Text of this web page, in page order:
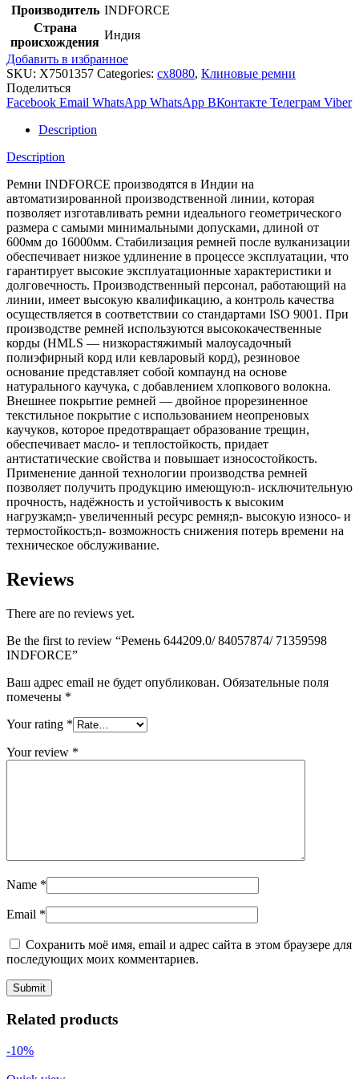
Производитель INDFORCE
Страна
происхождения
Индия
Добавить в избранное
SKU: X7501357 Categories: cx8080, Клиновые ремни
Поделиться
Facebook Email WhatsApp WhatsApp ВКонтакте Телеграм Viber
Description
Description
Ремни INDFORCE производятся в Индии на
автоматизированной производственной линии, которая
позволяет изготавливать ремни идеального геометрического
размера с самыми минимальными допусками, длиной от
600мм до 16000мм. Стабилизация ремней после вулканизации
обеспечивает низкое удлинение в процессе эксплуатации, что
гарантирует высокие эксплуатационные характеристики и
долговечность. Производственный персонал, работающий на
линии, имеет высокую квалификацию, а контроль качества
осуществляется в соответствии со стандартами ISO 9001. При
производстве ремней используются высококачественные
корды (HMLS — низкорастяжимый малоусадочный
полиэфирный корд или кевларовый корд), резиновое
основание представляет собой компаунд на основе
натурального каучука, с добавлением хлопкового волокна.
Внешнее покрытие ремней — двойное прорезиненное
текстильное покрытие с использованием неопреновых
каучуков, которое предотвращает образование трещин,
обеспечивает масло- и теплостойкость, придает
антистатические свойства и повышает износостойкость.
Применение данной технологии производства ремней
позволяет получить продукцию имеющую:n- исключительную
прочность, надёжность и устойчивость к высоким
нагрузкам;n- увеличенный ресурс ремня;n- высокую износо- и
термостойкость;n- возможность снижения потерь времени на
техническое обслуживание.
Reviews
There are no reviews yet.
Be the first to review “Ремень 644209.0/ 84057874/ 71359598
INDFORCE”
Ваш адрес email не будет опубликован. Обязательные поля
помечены *
Your rating *
Your review *
Name *
Email *
Сохранить моё имя, email и адрес сайта в этом браузере для
последующих моих комментариев.
Related products
-10%